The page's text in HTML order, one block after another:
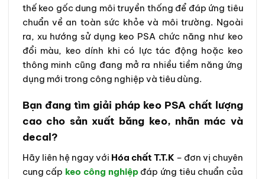
thế keo gốc dung môi truyền thống để đáp ứng tiêu
chuẩn về an toàn sức khỏe và môi trường. Ngoài
ra, xu hướng sử dụng keo PSA chức năng như keo
đổi màu, keo dính khi có lực tác động hoặc keo
thông minh cũng đang mở ra nhiều tiềm năng ứng
dụng mới trong công nghiệp và tiêu dùng.
Bạn đang tìm giải pháp keo PSA chất lượng
cao cho sản xuất băng keo, nhãn mác và
decal?
Hãy liên hệ ngay với Hóa chất T.T.K – đơn vị chuyên
cung cấp keo công nghiệpđáp ứng tiêu chuẩn của